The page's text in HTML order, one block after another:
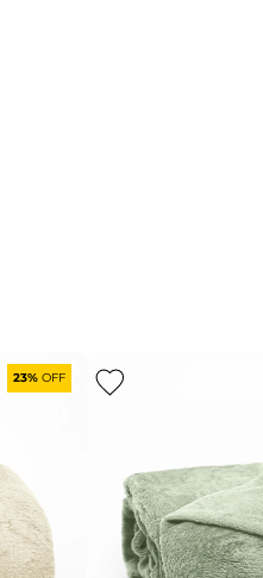
23% OFF